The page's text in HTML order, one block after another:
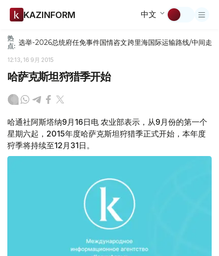
KAZINFORM 中文
热
点: 选举-2026总统府任免事件国情咨文跨里海国际运输路线/中间走廊
12:13, 16 9月 2015
哈萨克斯坦狩猎季开始
哈通社阿斯塔纳9月16日电 农业部表示，从9月份的第一个
星期六起，2015年度哈萨克斯坦狩猎季正式开始，本年度
狩季将持续至12月31日。